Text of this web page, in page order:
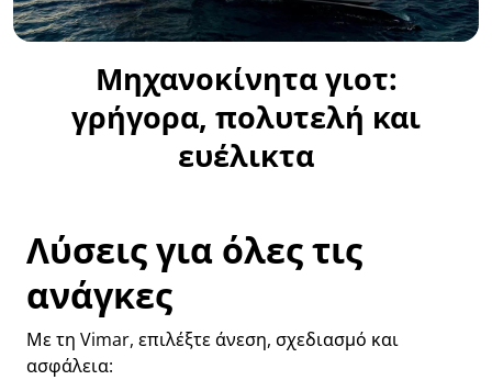
Μηχανοκίνητα γιοτ:
γρήγορα, πολυτελή και
ευέλικτα
Λύσεις για όλες τις
ανάγκες
Με τη Vimar, επιλέξτε άνεση, σχεδιασμό και
ασφάλεια: